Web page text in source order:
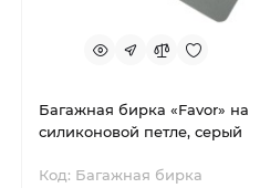
Багажная бирка «Favor» на
силиконовой петле, серый
Код: Багажная бирка